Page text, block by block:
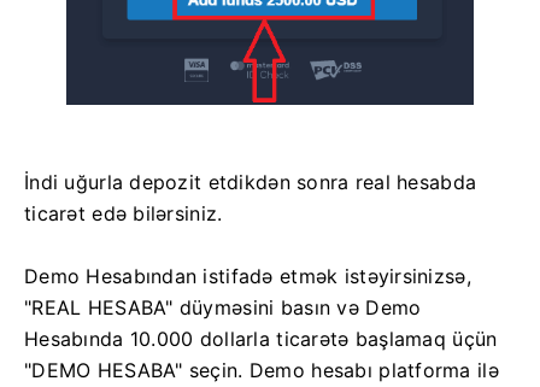
İndi uğurla depozit etdikdən sonra real hesabda
ticarət edə bilərsiniz.
Demo Hesabından istifadə etmək istəyirsinizsə,
"REAL HESABA" düyməsini basın və Demo
Hesabında 10.000 dollarla ticarətə başlamaq üçün
"DEMO HESABA" seçin. Demo hesabı platforma ilə